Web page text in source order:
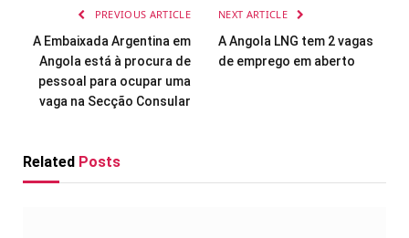
PREVIOUS ARTICLE
A Embaixada Argentina em
Angola está à procura de
pessoal para ocupar uma
vaga na Secção Consular
NEXT ARTICLE
A Angola LNG tem 2 vagas
de emprego em aberto
Related Posts